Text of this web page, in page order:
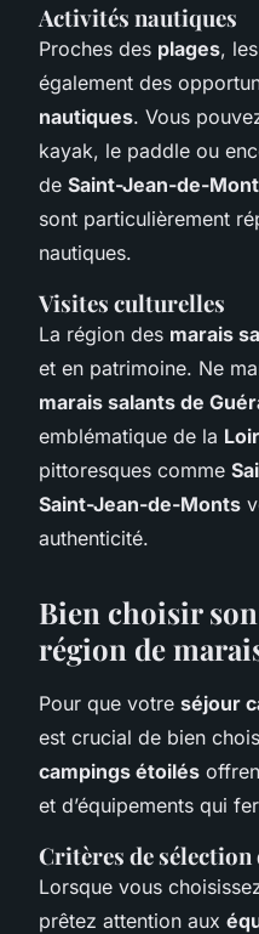
Activités nautiques
Proches des plages,
également des
nautiques. Vous
kayak, le paddle ou
de Saint-Jean-de-
sont particulièrement
nautiques.
Visites culturelles
La région des marais
et en patrimoine. Ne
marais salants de
emblématique de la
pittoresques comme
Saint-Jean-de-Monts
authenticité.
Bien choisir
région de
Pour que votre séjour
est crucial de bien
campings étoilés
et d’équipements qui
Critères de sélection
Lorsque vous
prêtez attention aux